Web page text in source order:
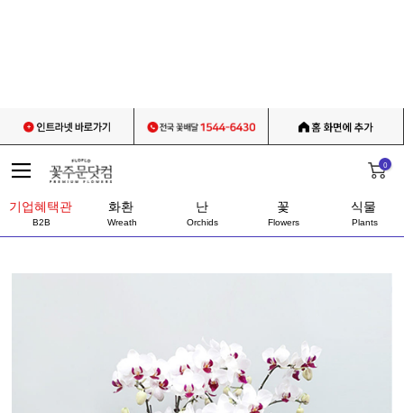
0
기업혜택관
B2B
화환
Wreath
난
Orchids
꽃
Flowers
식물
Plants